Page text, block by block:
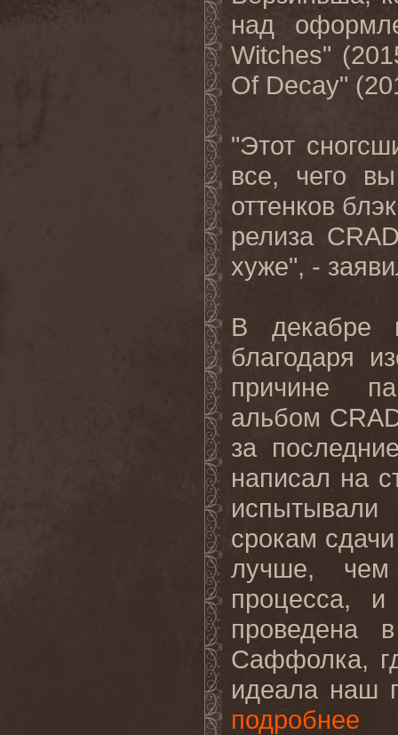
над
Witches"
Of Decay"
"Этот
все, чего
оттенков
релиза
хуже", -
В декабре
благодаря
причине
альбом
за
написал на
испытывали
срокам
лучше, чем
процесса,
проведена
Саффолка,
идеала наш
подробнее